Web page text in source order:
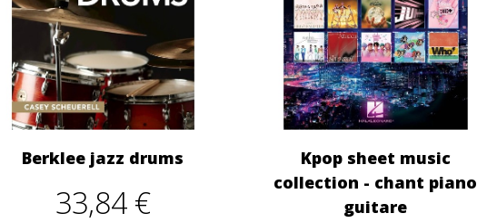
Berklee jazz drums
33,84 €
Kpop sheet music
collection - chant piano
guitare